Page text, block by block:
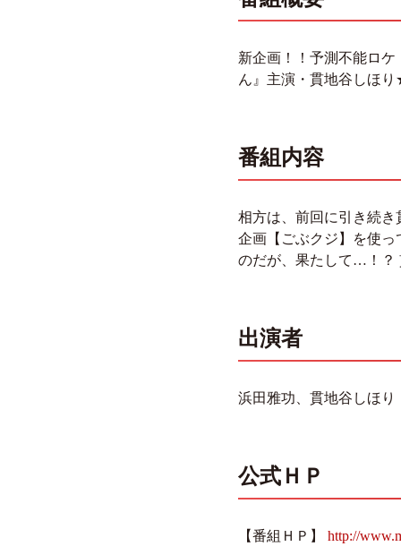
新企画！！予測不能ロ
ん』主演・貫地谷しほ
番組内容
相方は、前回に引き続き
企画【ごぶクジ】を使
のだが、果たして…！？
出演者
浜田雅功、貫地谷しほり
公式ＨＰ
【番組ＨＰ】 http://